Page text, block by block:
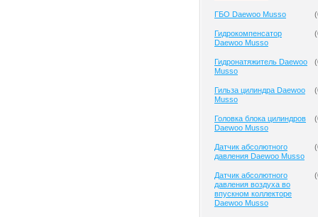
ГБО Daewoo Musso (
Гидрокомпенсатор
Daewoo Musso
(
Гидронатяжитель Daewoo
Musso
(
Гильза цилиндра Daewoo
Musso
(
Головка блока цилиндров
Daewoo Musso
(
Датчик абсолютного
давления Daewoo Musso
(
Датчик абсолютного
давления воздуха во
впускном коллекторе
Daewoo Musso
(